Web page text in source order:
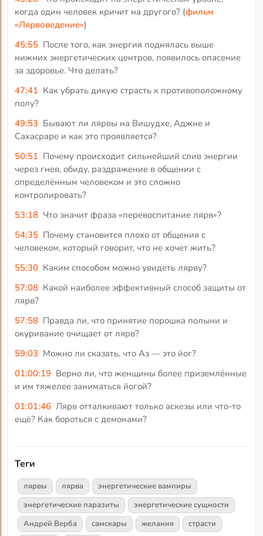
когда один человек кричит на другого? (фильм
«Лярвоведение»)
45:55 После того, как энергия поднялась выше
нижних энергетических центров, появилось опасение
за здоровье. Что делать?
47:41 Как убрать дикую страсть к противоположному
полу?
49:53 Бывают ли лярвы на Вишудхе, Аджне и
Сахасраре и как это проявляется?
50:51 Почему происходит сильнейший слив энергии
через гнев, обиду, раздражение в общении с
определённым человеком и это сложно
контролировать?
53:18 Что значит фраза «перевоспитание лярв»?
54:35 Почему становится плохо от общения с
человеком, который говорит, что не хочет жить?
55:30 Каким способом можно увидеть лярву?
57:08 Какой наиболее эффективный способ защиты от
лярв?
57:58 Правда ли, что принятие порошка полыни и
окуривание очищает от лярв?
59:03 Можно ли сказать, что Аз — это йог?
01:00:19 Верно ли, что женщины более приземлённые
и им тяжелее заниматься йогой?
01:01:46 Лярв отталкивают только аскезы или что-то
ещё? Как бороться с демонами?
Теги
лярвы лярва
энергетические вампиры
энергетические паразиты
энергетические сущности
Андрей Верба
самскары желания страсти